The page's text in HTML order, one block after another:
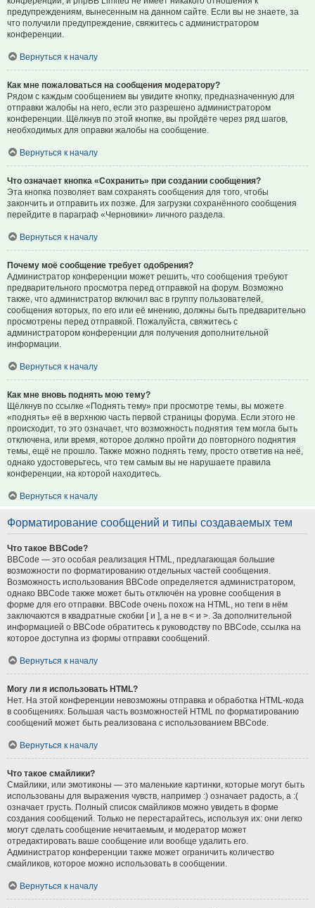
предупреждениям, вынесенным на данном сайте. Если вы не знаете, за
что получили предупреждение, свяжитесь с администратором
конференции.
Вернуться к началу
Как мне пожаловаться на сообщения модератору?
Рядом с каждым сообщением вы увидите кнопку, предназначенную для
отправки жалобы на него, если это разрешено администратором
конференции. Щёлкнув по этой кнопке, вы пройдёте через ряд шагов,
необходимых для оправки жалобы на сообщение.
Вернуться к началу
Что означает кнопка «Сохранить» при создании сообщения?
Эта кнопка позволяет вам сохранять сообщения для того, чтобы
закончить и отправить их позже. Для загрузки сохранённого сообщения
перейдите в параграф «Черновики» личного раздела.
Вернуться к началу
Почему моё сообщение требует одобрения?
Администратор конференции может решить, что сообщения требуют
предварительного просмотра перед отправкой на форум. Возможно
также, что администратор включил вас в группу пользователей,
сообщения которых, по его или её мнению, должны быть предварительно
просмотрены перед отправкой. Пожалуйста, свяжитесь с
администратором конференции для получения дополнительной
информации.
Вернуться к началу
Как мне вновь поднять мою тему?
Щёлкнув по ссылке «Поднять тему» при просмотре темы, вы можете
«поднять» её в верхнюю часть первой страницы форума. Если этого не
происходит, то это означает, что возможность поднятия тем могла быть
отключена, или время, которое должно пройти до повторного поднятия
темы, ещё не прошло. Также можно поднять тему, просто ответив на неё,
однако удостоверьтесь, что тем самым вы не нарушаете правила
конференции, на которой находитесь.
Вернуться к началу
Форматирование сообщений и типы создаваемых тем
Что такое BBCode?
BBCode — это особая реализация HTML, предлагающая большие
возможности по форматированию отдельных частей сообщения.
Возможность использования BBCode определяется администратором,
однако BBCode также может быть отключён на уровне сообщения в
форме для его отправки. BBCode очень похож на HTML, но теги в нём
заключаются в квадратные скобки [ и ], а не в < и >. За дополнительной
информацией о BBCode обратитесь к руководству по BBCode, ссылка на
которое доступна из формы отправки сообщений.
Вернуться к началу
Могу ли я использовать HTML?
Нет. На этой конференции невозможны отправка и обработка HTML-кода
в сообщениях. Большая часть возможностей HTML по форматированию
сообщений может быть реализована с использованием BBCode.
Вернуться к началу
Что такое смайлики?
Смайлики, или эмотиконы — это маленькие картинки, которые могут быть
использованы для выражения чувств, например :) означает радость, а :(
означает грусть. Полный список смайликов можно увидеть в форме
создания сообщений. Только не перестарайтесь, используя их: они легко
могут сделать сообщение нечитаемым, и модератор может
отредактировать ваше сообщение или вообще удалить его.
Администратор конференции также может ограничить количество
смайликов, которое можно использовать в сообщении.
Вернуться к началу